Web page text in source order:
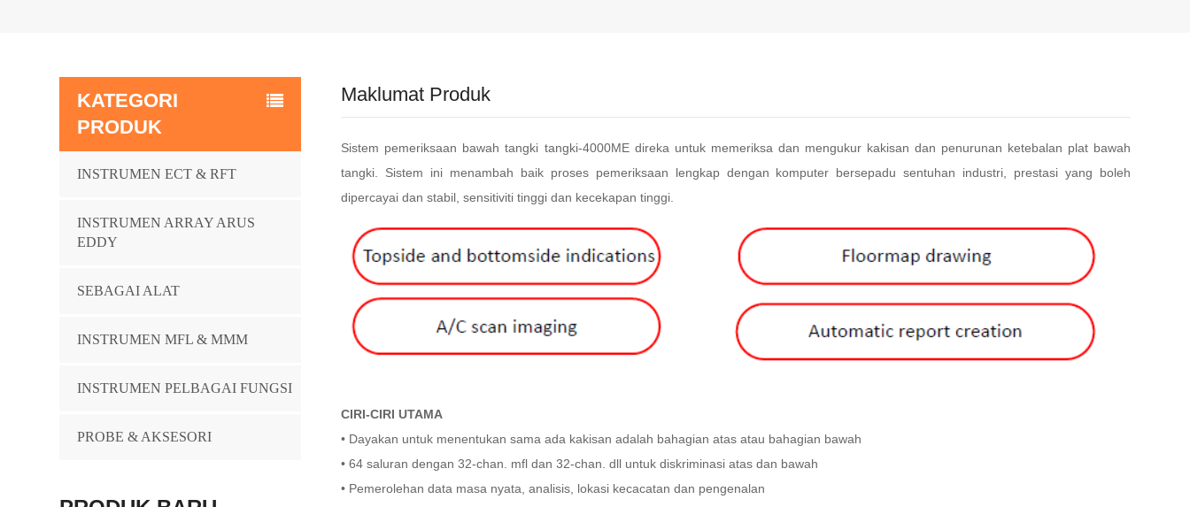
Maklumat Produk
Sistem pemeriksaan bawah tangki tangki-4000ME direka untuk memeriksa dan mengukur kakisan dan penurunan ketebalan plat bawah
tangki. Sistem ini menambah baik proses pemeriksaan lengkap dengan komputer bersepadu sentuhan industri, prestasi yang boleh
dipercayai dan stabil, sensitiviti tinggi dan kecekapan tinggi.
CIRI-CIRI UTAMA
• Dayakan untuk menentukan sama ada kakisan adalah bahagian atas atau bahagian bawah
• 64 saluran dengan 32-chan. mfl dan 32-chan. dll untuk diskriminasi atas dan bawah
• Pemerolehan data masa nyata, analisis, lokasi kecacatan dan pengenalan
KATEGORI
PRODUK
INSTRUMEN ECT & RFT
INSTRUMEN ARRAY ARUS
EDDY
SEBAGAI ALAT
INSTRUMEN MFL & MMM
INSTRUMEN PELBAGAI FUNGSI
PROBE & AKSESORI